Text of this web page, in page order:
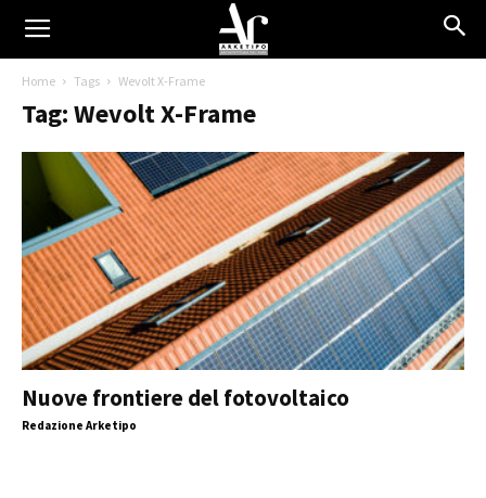
Home Tags Wevolt X-Frame
Tag: Wevolt X-Frame
Nuove frontiere del fotovoltaico
Redazione Arketipo